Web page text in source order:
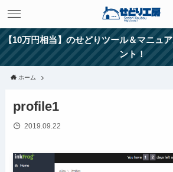
【10万円相当】のせどりツール＆マニュ
ント！
ホーム
profile1
2019.09.22